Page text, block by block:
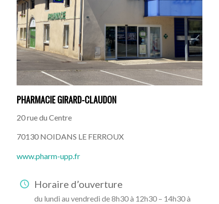
PHARMACIE GIRARD-CLAUDON
20 rue du Centre
70130NOIDANS LE FERROUX
www.pharm-upp.fr
Horaire d’ouverture
du lundi au vendredi de 8h30 à 12h30 – 14h30 à